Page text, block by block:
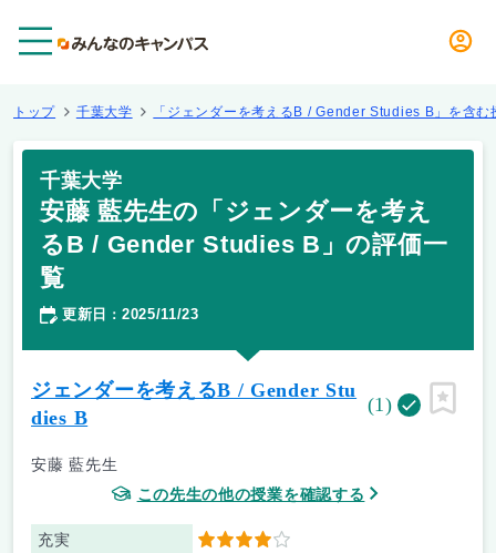
トップ 千葉大学 「ジェンダーを考えるB / Gender Studies B」を含む
千葉大学
安藤 藍先生の「ジェンダーを考え
るB / Gender Studies B」の評価一
覧
更新日 ： 2025/11/23
ジェンダーを考えるB / Gender Stu
dies B
(1)
安藤 藍先生
この先生の他の授業を確認する
充実 4
ピン留